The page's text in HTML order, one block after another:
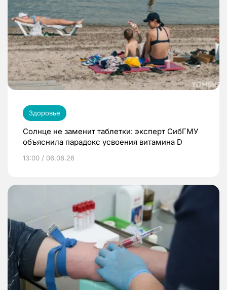
Здоровье
Солнце не заменит таблетки: эксперт СибГМУ
объяснила парадокс усвоения витамина D
13:00 / 06.08.26